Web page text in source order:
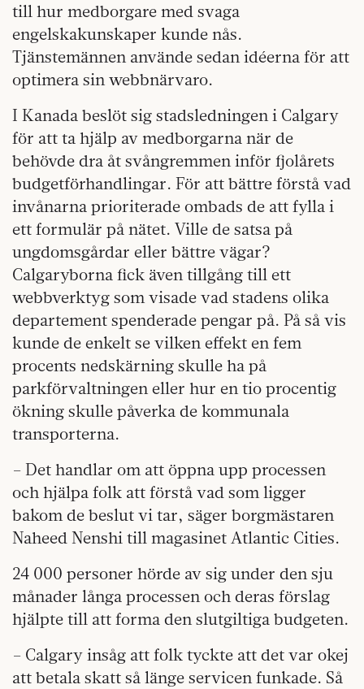
till hur medborgare med svaga
engelskakunskaper kunde nås.
Tjänstemännen använde sedan idéerna för att
optimera sin webbnärvaro.
I Kanada beslöt sig stadsledningen i Calgary
för att ta hjälp av medborgarna när de
behövde dra åt svångremmen inför fjolårets
budgetförhandlingar. För att bättre förstå vad
invånarna prioriterade ombads de att fylla i
ett formulär på nätet. Ville de satsa på
ungdomsgårdar eller bättre vägar?
Calgaryborna fick även tillgång till ett
webbverktyg som visade vad stadens olika
departement spenderade pengar på. På så vis
kunde de enkelt se vilken effekt en fem
procents nedskärning skulle ha på
parkförvaltningen eller hur en tio procentig
ökning skulle påverka de kommunala
transporterna.
– Det handlar om att öppna upp processen
och hjälpa folk att förstå vad som ligger
bakom de beslut vi tar, säger borgmästaren
Naheed Nenshi till magasinet Atlantic Cities.
24 000 personer hörde av sig under den sju
månader långa processen och deras förslag
hjälpte till att forma den slutgiltiga budgeten.
– Calgary insåg att folk tyckte att det var okej
att betala skatt så länge servicen funkade. Så